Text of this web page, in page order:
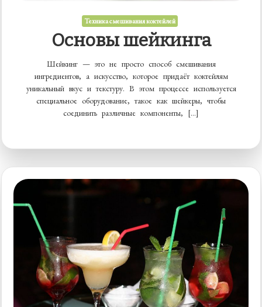
Техника смешивания коктейлей
Основы шейкинга
Шейкинг — это не просто способ смешивания
ингредиентов, а искусство, которое придаёт коктейлям
уникальный вкус и текстуру. В этом процессе используется
специальное оборудование, такое как шейкеры, чтобы
соединить различные компоненты, […]